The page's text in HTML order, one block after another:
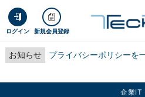
ログイン 新規会員登録
お知らせ プライバシーポリシーを
企業IT